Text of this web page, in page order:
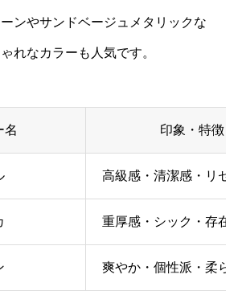
ンやサンドベージュメタリックな
れなカラーも人気です。
名 印象・特徴
高級感・清潔感・リセ
重厚感・シック・存在
爽やか・個性派・柔ら